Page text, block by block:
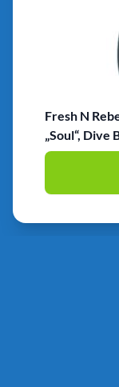
Fresh N
„Soul“, Dive